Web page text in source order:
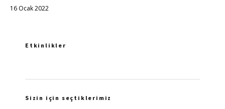
16 Ocak 2022
Etkinlikler
Sizin için seçtiklerimiz